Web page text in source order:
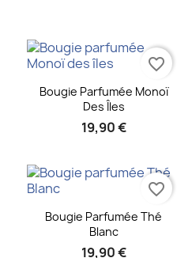
Aperçu rapide
Bougie Parfumée Monoï
Des Îles
19,90 €
favorite_border
Aperçu rapide
Bougie Parfumée Thé
Blanc
19,90 €
favorite_border